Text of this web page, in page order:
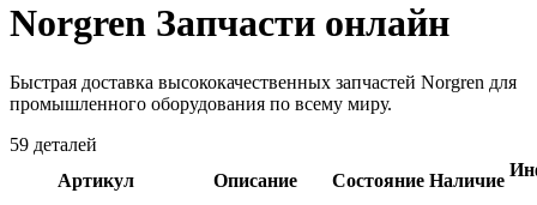
Norgren Запчасти онлайн
Быстрая доставка высококачественных запчастей Norgren для
промышленного оборудования по всему миру.
59 деталей
Артикул
Описание Состояние Наличие